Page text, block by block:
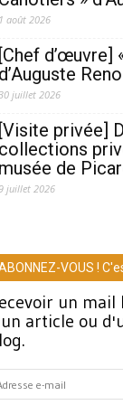
1 août 2026
[Chef d’œuvre]
d’Auguste
juillet 2026
[Visite privée]
collections
musée de
juillet 2026
VOUS !
un
article ou